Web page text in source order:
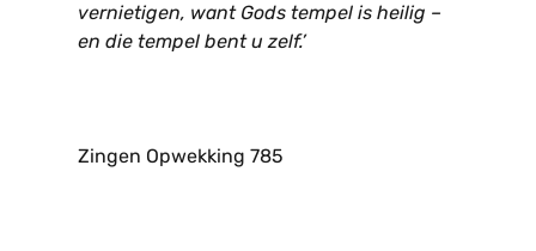
vernietigen, want Gods tempel is heilig –
en die tempel bent u zelf.’
Zingen Opwekking 785